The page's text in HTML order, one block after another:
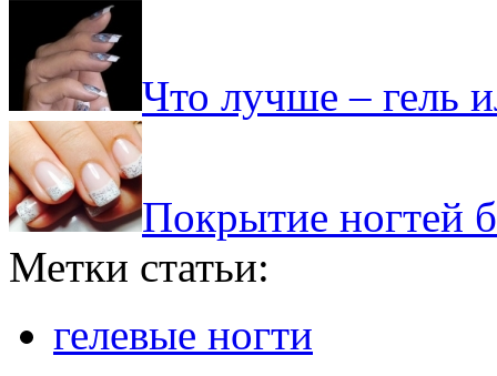
Что лучше – гель
Покрытие ногтей
Метки статьи:
гелевые ногти